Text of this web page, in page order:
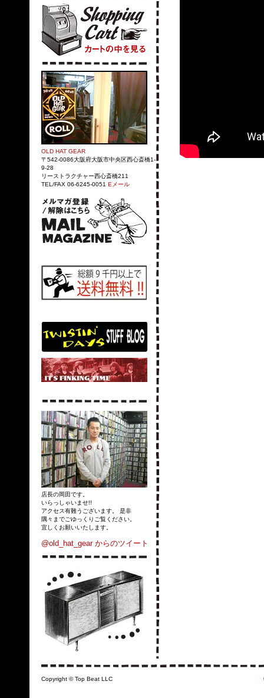
OLD HAT GEAR
〒542-0086大阪府大阪市中央区西心斎橋1-
9-28
リーストラクチャー西心斎橋211
TEL/FAX 06-6245-0051 Eメール
店長の岡田です。
いらっしゃいませ!!
アクセス有難うございます。 是非
隅々までごゆっくりご覧ください。
宜しくお願いいたします。
@old_hat_gear からのツイート
Copyright © Top Beat LLC